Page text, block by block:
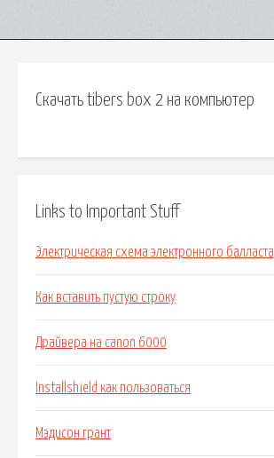
Скачать tibers box 2 на компьютер
Links to Important Stuff
Электрическая схема электронного балласта
Как вставить пустую строку
Драйвера на canon 6000
Installshield как пользоваться
Мэдисон грант